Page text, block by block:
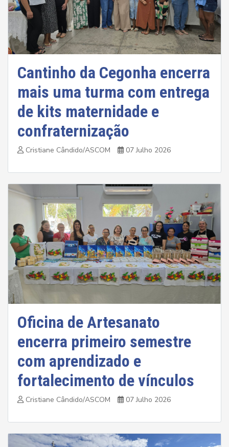
Cantinho da Cegonha encerra
mais uma turma com entrega
de kits maternidade e
confraternização
Cristiane Cândido/ASCOM 07 Julho 2026
Oficina de Artesanato
encerra primeiro semestre
com aprendizado e
fortalecimento de vínculos
Cristiane Cândido/ASCOM 07 Julho 2026